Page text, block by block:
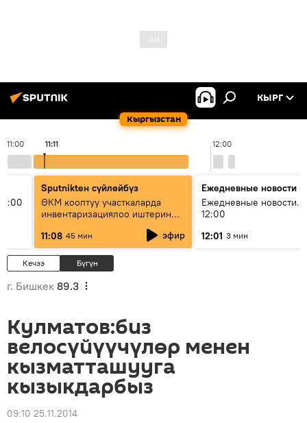
Кыргызстан
КЫРГ
11:00 12:00
11:11
Sputnikteн сүйлөйбүз
ӨКМ кооптуу участкаларда
инвентаризациялоо иштерин
жүргүзүүдө — иш кайсы этапта?
11:08 45 мин эфир
Ежедневные новости
Ежедневные новости.
12:00
12:01 3 мин
Кечээ Бүгүн
г. Бишкек 89.3
Кулматов:биз
велосүйүүчүлөр менен
кызматташууга
кызыкдарбыз
09:10 25.11.2014